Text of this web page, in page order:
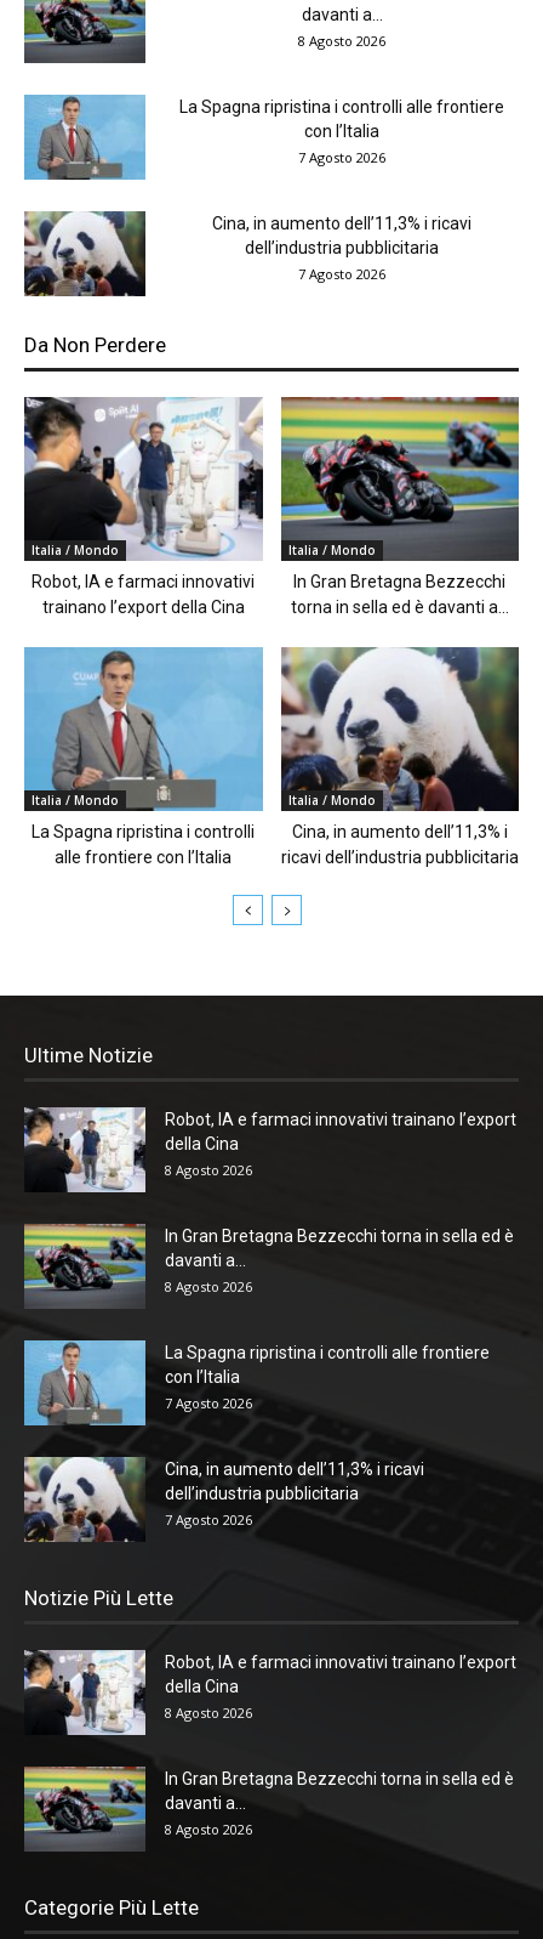
davanti a...
8 Agosto 2026
La Spagna ripristina i controlli alle frontiere
con l’Italia
7 Agosto 2026
Cina, in aumento dell’11,3% i ricavi
dell’industria pubblicitaria
7 Agosto 2026
Da Non Perdere
Italia / Mondo
Robot, IA e farmaci innovativi
trainano l’export della Cina
Italia / Mondo
In Gran Bretagna Bezzecchi
torna in sella ed è davanti a...
Italia / Mondo
La Spagna ripristina i controlli
alle frontiere con l’Italia
Italia / Mondo
Cina, in aumento dell’11,3% i
ricavi dell’industria pubblicitaria
Ultime Notizie
Robot, IA e farmaci innovativi trainano l’export
della Cina
8 Agosto 2026
In Gran Bretagna Bezzecchi torna in sella ed è
davanti a...
8 Agosto 2026
La Spagna ripristina i controlli alle frontiere
con l’Italia
7 Agosto 2026
Cina, in aumento dell’11,3% i ricavi
dell’industria pubblicitaria
7 Agosto 2026
Notizie Più Lette
Robot, IA e farmaci innovativi trainano l’export
della Cina
8 Agosto 2026
In Gran Bretagna Bezzecchi torna in sella ed è
davanti a...
8 Agosto 2026
Categorie Più Lette